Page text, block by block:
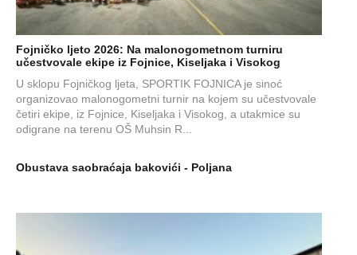
Fojničko ljeto 2026: Na malonogometnom turniru
učestvovale ekipe iz Fojnice, Kiseljaka i Visokog
U sklopu Fojničkog ljeta, SPORTIK FOJNICA je sinoć
organizovao malonogometni turnir na kojem su učestvovale
četiri ekipe, iz Fojnice, Kiseljaka i Visokog, a utakmice su
odigrane na terenu OŠ Muhsin R...
Obustava saobraćaja bakovići - Poljana